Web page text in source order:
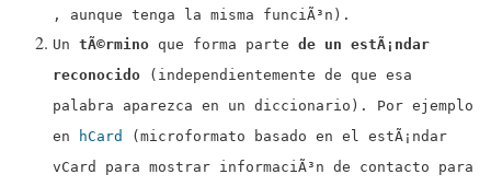
, aunque tenga la misma funciÃ³n).
Un tÃ©rmino que forma parte de un estÃ¡ndar
reconocido (independientemente de que esa
palabra aparezca en un diccionario). Por ejemplo
en
hCard
(microformato basado en el estÃ¡ndar
vCard
para mostrar informaciÃ³n de contacto para